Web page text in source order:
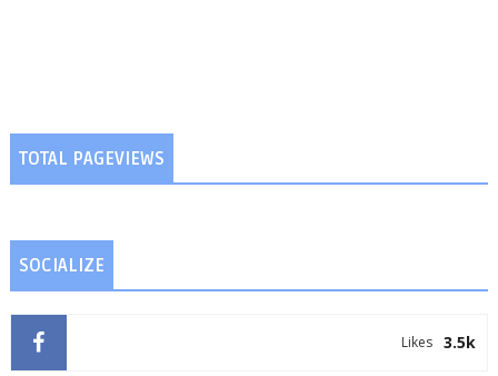
TOTAL PAGEVIEWS
SOCIALIZE
3.5k
Likes